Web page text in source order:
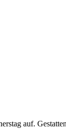
auf.